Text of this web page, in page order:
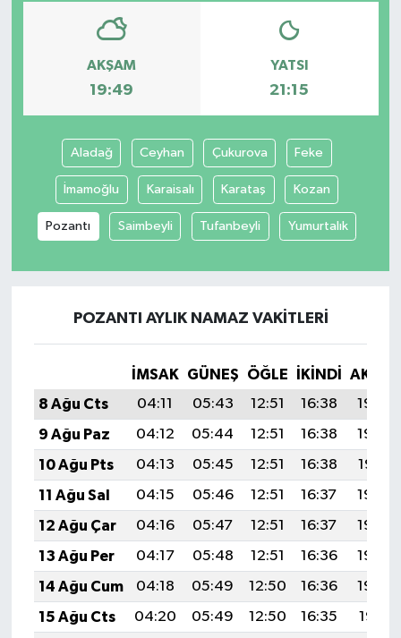
AKŞAM
19:49
YATSI
21:15
Aladağ Ceyhan Çukurova Feke
İmamoğlu Karaisalı Karataş Kozan
Pozantı Saimbeyli Tufanbeyli Yumurtalık
POZANTI AYLIK NAMAZ VAKITLERI
İMSAK GÜNEŞ ÖĞLE İKINDI
8 Ağu Cts
04:11 05:43 12:51 16:38
19:49
9 Ağu Paz
04:12 05:44 12:51 16:38
19:48
10 Ağu Pts
04:13 05:45 12:51 16:38
19:47
11 Ağu Sal
04:15 05:46 12:51 16:37
19:46
12 Ağu Çar
04:16 05:47 12:51 16:37
19:45
13 Ağu Per
04:17 05:48 12:51 16:36
19:43
14 Ağu Cum
04:18 05:49 12:50 16:36
19:42
15 Ağu Cts
04:20 05:49 12:50 16:35
19:41